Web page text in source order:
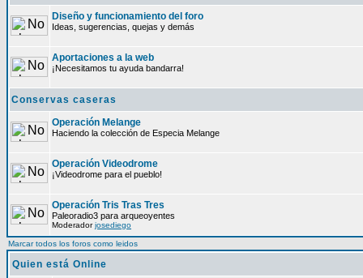
Diseño y funcionamiento del foro
Ideas, sugerencias, quejas y demás
Aportaciones a la web
¡Necesitamos tu ayuda bandarra!
Conservas caseras
Operación Melange
Haciendo la colección de Especia Melange
Operación Videodrome
¡Videodrome para el pueblo!
Operación Tris Tras Tres
Paleoradio3 para arqueoyentes
Moderadorjosediego
Marcar todos los foros como leidos
Quien está Online